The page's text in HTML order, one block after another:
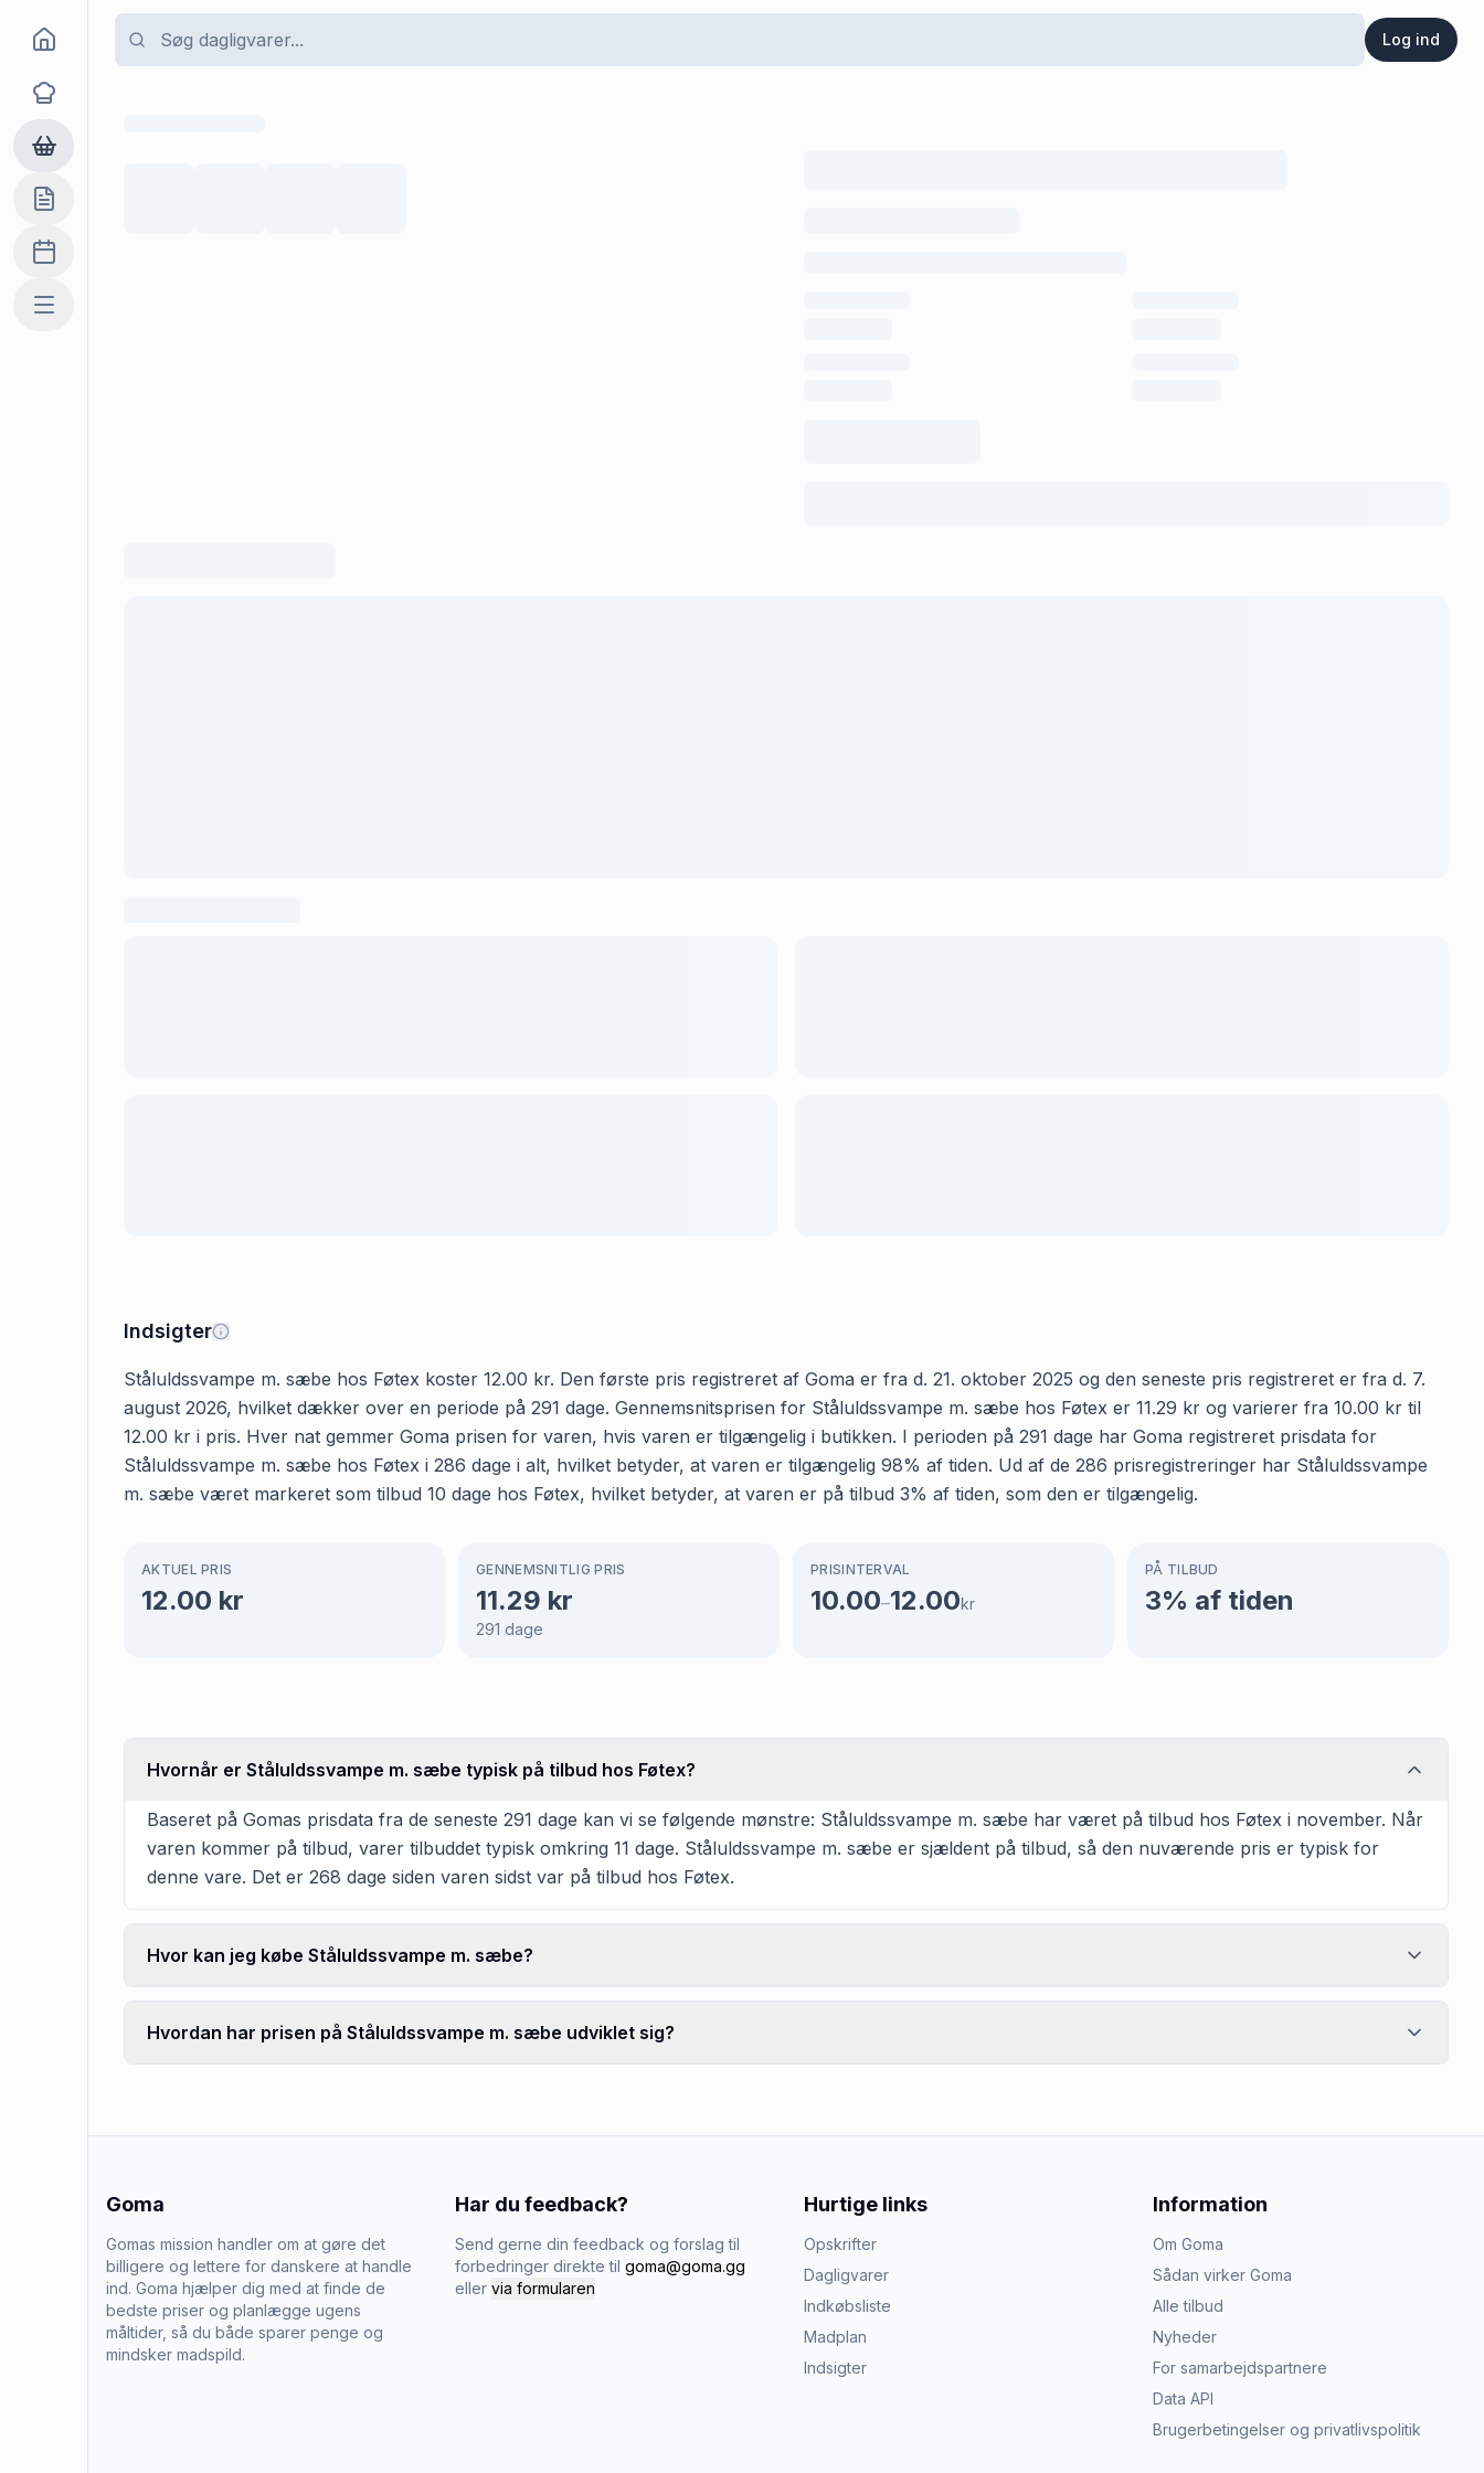
Log ind
Goma
Opskrifter
Dagligvarer
Indkøbslisten
Madplan
Mere
Indsigter
Ståluldssvampe m. sæbe hos Føtex koster 12.00 kr. Den første pris registreret af Goma er fra d. 21. oktober 2025 og den seneste pris registreret er fra d. 7.
august 2026, hvilket dækker over en periode på 291 dage. Gennemsnitsprisen for Ståluldssvampe m. sæbe hos Føtex er 11.29 kr og varierer fra 10.00 kr til
12.00 kr i pris. Hver nat gemmer Goma prisen for varen, hvis varen er tilgængelig i butikken. I perioden på 291 dage har Goma registreret prisdata for
Ståluldssvampe m. sæbe hos Føtex i 286 dage i alt, hvilket betyder, at varen er tilgængelig 98% af tiden. Ud af de 286 prisregistreringer har Ståluldssvampe
m. sæbe været markeret som tilbud 10 dage hos Føtex, hvilket betyder, at varen er på tilbud 3% af tiden, som den er tilgængelig.
AKTUEL PRIS
12.00 kr
GENNEMSNITLIG PRIS
11.29 kr
291 dage
PRISINTERVAL
10.00–12.00kr
PÅ TILBUD
3% af tiden
Hvornår er Ståluldssvampe m. sæbe typisk på tilbud hos Føtex?
Baseret på Gomas prisdata fra de seneste 291 dage kan vi se følgende mønstre: Ståluldssvampe m. sæbe har været på tilbud hos Føtex i november. Når
varen kommer på tilbud, varer tilbuddet typisk omkring 11 dage. Ståluldssvampe m. sæbe er sjældent på tilbud, så den nuværende pris er typisk for
denne vare. Det er 268 dage siden varen sidst var på tilbud hos Føtex.
Hvor kan jeg købe Ståluldssvampe m. sæbe?
Hvordan har prisen på Ståluldssvampe m. sæbe udviklet sig?
Goma
Gomas mission handler om at gøre det
billigere og lettere for danskere at handle
ind. Goma hjælper dig med at finde de
bedste priser og planlægge ugens
måltider, så du både sparer penge og
mindsker madspild.
Har du feedback?
Send gerne din feedback og forslag til
forbedringer direkte til goma@goma.gg
eller via formularen
Hurtige links
Opskrifter
Dagligvarer
Indkøbsliste
Madplan
Indsigter
Information
Om Goma
Sådan virker Goma
Alle tilbud
Nyheder
For samarbejdspartnere
Data API
Brugerbetingelser og privatlivspolitik